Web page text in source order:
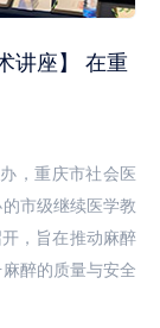
讲座】 在重
，重庆市社会医
市级继续医学教
，旨在推动麻醉
醉的质量与安全